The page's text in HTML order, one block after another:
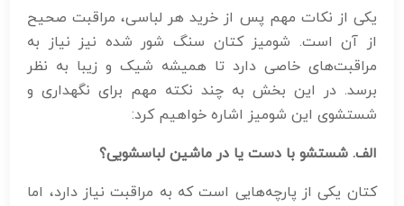
یکی از نکات مهم پس از خرید هر لباسی، مراقبت صحیح
از آن است. شومیز کتان سنگ شور شده نیز نیاز به
مراقبت‌های خاصی دارد تا همیشه شیک و زیبا به نظر
برسد. در این بخش به چند نکته مهم برای نگهداری و
شستشوی این شومیز اشاره خواهیم کرد:
الف. شستشو با دست یا در ماشین لباسشویی؟
کتان یکی از پارچه‌هایی است که به مراقبت نیاز دارد، اما